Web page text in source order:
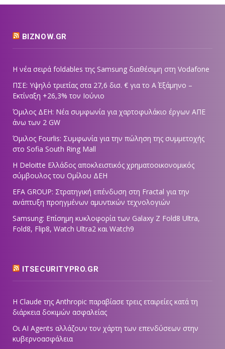
BIZNOW.GR
Η νέα σειρά foldables της Samsung διαθέσιμη στη Vodafone
ΠΣΕ: Υψηλό τριετίας στα 27,6 δισ. € για το Α΄ Εξάμηνο –
Εκτίναξη +26,3% τον Ιούνιο
Όμιλος ΔΕΗ: Νέα συμφωνία για χαρτοφυλάκιο έργων ΑΠΕ
άνω των 2 GW
Όμιλος Fourlis: Συμφωνία για την πώληση της συμμετοχής
στο Sofia South Ring Mall
Η Deloitte Ελλάδος αποκλειστικός χρηματοοικονομικός
σύμβουλος του Ομίλου ΔΕΗ
EFA GROUP: Στρατηγική επένδυση στη Fractal για την
ανάπτυξη προηγμένων αμυντικών τεχνολογιών
Samsung: Επίσημη κυκλοφορία των Galaxy Z Fold8 Ultra,
Fold8, Flip8, Watch Ultra2 και Watch9
ITSECURITYPRO.GR
Η Claude της Anthropic παραβίασε τρεις εταιρείες κατά τη
διάρκεια δοκιμών ασφαλείας
Οι AI Agents αλλάζουν τον χάρτη των επενδύσεων στην
κυβερνοασφάλεια